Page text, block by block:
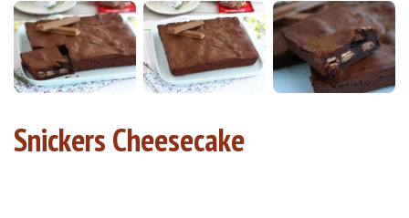
Snickers Cheesecake